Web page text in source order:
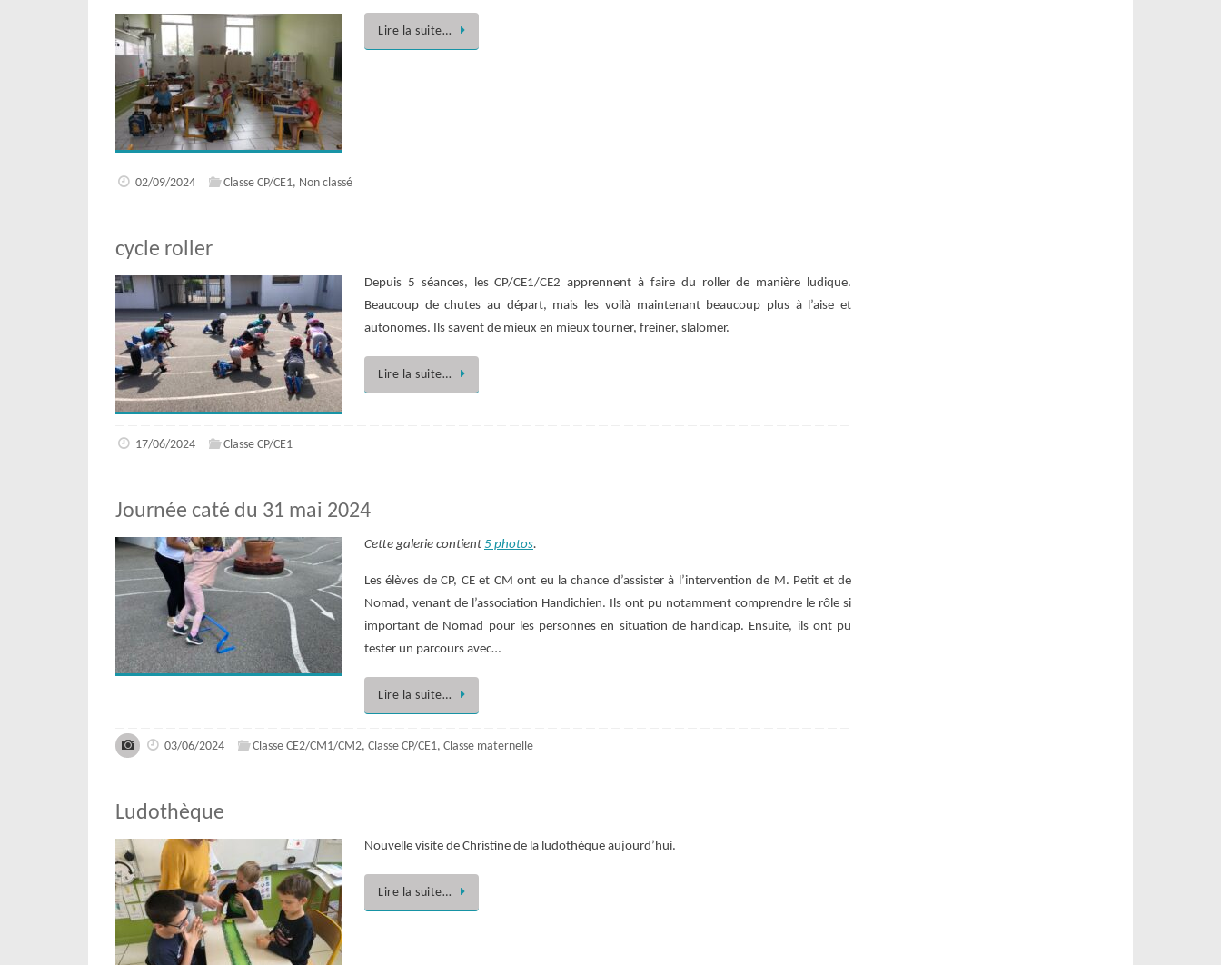
Lire la suite…
02/09/2024 Classe CP/CE1, Non classé
cycle roller
Depuis 5 séances, les CP/CE1/CE2 apprennent à faire du roller de manière ludique.
Beaucoup de chutes au départ, mais les voilà maintenant beaucoup plus à l’aise et
autonomes. Ils savent de mieux en mieux tourner, freiner, slalomer.
Lire la suite…
17/06/2024 Classe CP/CE1
Journée caté du 31 mai 2024
Cette galerie contient 5 photos.
Les élèves de CP, CE et CM ont eu la chance d’assister à l’intervention de M. Petit et de
Nomad, venant de l’association Handichien. Ils ont pu notamment comprendre le rôle si
important de Nomad pour les personnes en situation de handicap. Ensuite, ils ont pu
tester un parcours avec…
Lire la suite…
03/06/2024 Classe CE2/CM1/CM2,Classe CP/CE1,Classe maternelle
Ludothèque
Nouvelle visite de Christine de la ludothèque aujourd’hui.
Lire la suite…